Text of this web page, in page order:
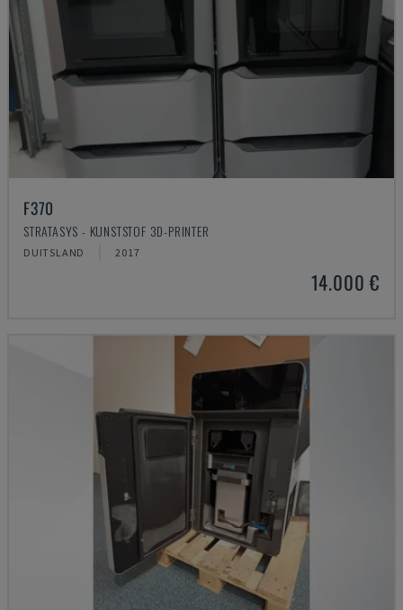
F370
STRATASYS - KUNSTSTOF 3D-PRINTER
DUITSLAND 2017
14.000 €